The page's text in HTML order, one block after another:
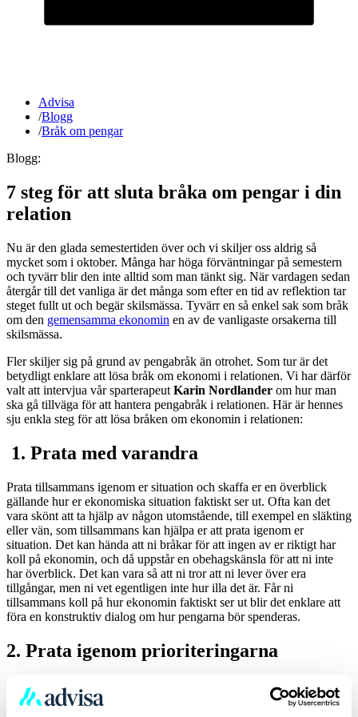
Advisa
/Blogg
/Bråk om pengar
Blogg:
7 steg för att sluta bråka om pengar i din
relation
Nu är den glada semestertiden över och vi skiljer oss aldrig så
mycket som i oktober. Många har höga förväntningar på semestern
och tyvärr blir den inte alltid som man tänkt sig. När vardagen sedan
återgår till det vanliga är det många som efter en tid av reflektion tar
steget fullt ut och begär skilsmässa. Tyvärr en så enkel sak som bråk
om den gemensamma ekonomin en av de vanligaste orsakerna till
skilsmässa.
Fler skiljer sig på grund av pengabråk än otrohet. Som tur är det
betydligt enklare att lösa bråk om ekonomi i relationen. Vi har därför
valt att intervjua vår sparterapeut Karin Nordlander om hur man
ska gå tillväga för att hantera pengabråk i relationen. Här är hennes
sju enkla steg för att lösa bråken om ekonomin i relationen:
1. Prata med varandra
Prata tillsammans igenom er situation och skaffa er en överblick
gällande hur er ekonomiska situation faktiskt ser ut. Ofta kan det
vara skönt att ta hjälp av någon utomstående, till exempel en släkting
eller vän, som tillsammans kan hjälpa er att prata igenom er
situation. Det kan hända att ni bråkar för att ingen av er riktigt har
koll på ekonomin, och då uppstår en obehagskänsla för att ni inte
har överblick. Det kan vara så att ni tror att ni lever över era
tillgångar, men ni vet egentligen inte hur illa det är. Får ni
tillsammans koll på hur ekonomin faktiskt ser ut blir det enklare att
föra en konstruktiv dialog om hur pengarna bör spenderas.
2. Prata igenom prioriteringarna
Hur prioriterar ni just nu och hur borde prioriteringarna se ut? Är ni
båda nöjda med de prioriteringarna? Det är viktigt att se till att båda